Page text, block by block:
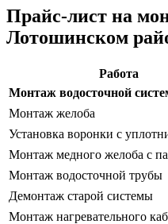
Прайс-лист на
Лотошинском
Работа
Монтаж водосточной
Монтаж желоба
Установка воронки с
Монтаж медного желоба с
Монтаж водосточной трубы
Демонтаж старой системы
Монтаж нагревательного